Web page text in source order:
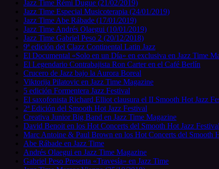
Jazz Time Rémi Dugue (21/02/2019)
Jazz Time Especial Musicoterapia (24/01/2019)
Jazz Time Abe Rábade (17/01/2019)
Jazz Time Andrés Olaegui (10/01/2019)
Jazz Time Gabriel Peso 2 (20/12/2018)
9ª edición del Clazz Continental Latin Jazz
El Documental «Solo en un Día» en exclusiva en Jazz Time
El Legendario Contrabajista Ron Carter en el Café Berlín
Crucero de Jazz bajo la Aurora Boreal
Viktorija Pilatovic en Jazz Time Magazine
5 edición Formentera Jazz Festival
El saxofonista Richard Elliot clausura el II Smooth Hot Jazz
2ª Edición del Smooth Hot Jazz Festival
Creativa Junior Big Band en Jazz Time Magazine
David Benoit en los Hot Concerts del Smooth Hot Jazz Festival
Marc Antoine & Paul Brown en los Hot Concerts del Smooth
Abe Rábade en Jazz Time
Andrés Olaegui en Jazz Time Magazine
Gabriel Peso Presenta «Travesía» en Jazz Time